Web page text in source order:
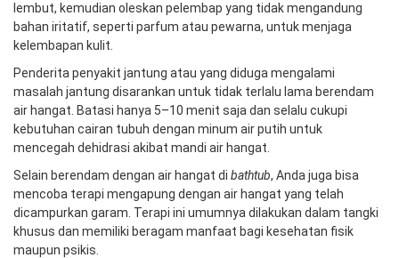
lembut, kemudian oleskan pelembap yang tidak mengandung
bahan iritatif, seperti parfum atau pewarna, untuk menjaga
kelembapan kulit.
Penderita penyakit jantung atau yang diduga mengalami
masalah jantung disarankan untuk tidak terlalu lama berendam
air hangat. Batasi hanya 5–10 menit saja dan selalu cukupi
kebutuhan cairan tubuh dengan minum air putih untuk
mencegah dehidrasi akibat mandi air hangat.
Selain berendam dengan air hangat di bathtub, Anda juga bisa
mencoba terapi mengapung dengan air hangat yang telah
dicampurkan garam. Terapi ini umumnya dilakukan dalam tangki
khusus dan memiliki beragam manfaat bagi kesehatan fisik
maupun psikis.